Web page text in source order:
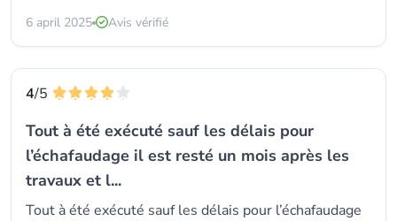
6 april 2025 Avis vérifié
4/5
Tout à été exécuté sauf les délais pour
l’échafaudage il est resté un mois après les
travaux et l...
Tout à été exécuté sauf les délais pour l’échafaudage